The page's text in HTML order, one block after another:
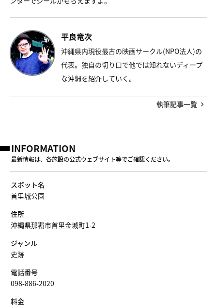
平良竜次
沖縄県内現役最古の映画サークル(NPO法人)の
代表。独自の切り口で他では知れないディープ
な沖縄を紹介していく。
執筆記事一覧
INFORMATION
最新情報は、各施設の公式ウェブサイト等でご確認ください。
スポット名
首里城公園
住所
沖縄県那覇市首里金城町1-2
ジャンル
史跡
電話番号
098-886-2020
料金